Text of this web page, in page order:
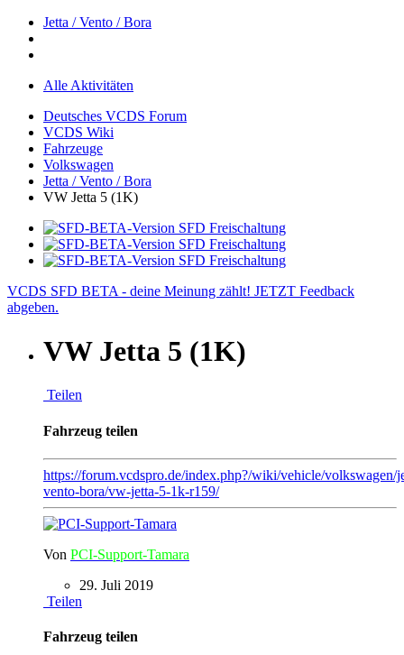
Jetta / Vento / Bora
Alle Aktivitäten
Deutsches VCDS Forum
VCDS Wiki
Fahrzeuge
Volkswagen
Jetta / Vento / Bora
VW Jetta 5 (1K)
VCDS SFD BETA - deine Meinung zählt! JETZT Feedback
abgeben.
VW Jetta 5 (1K)
Teilen
Fahrzeug teilen
https://forum.vcdspro.de/index.php?/wiki/vehicle/volkswagen/
vento-bora/vw-jetta-5-1k-r159/
Von PCI-Support-Tamara
29. Juli 2019
Teilen
Fahrzeug teilen